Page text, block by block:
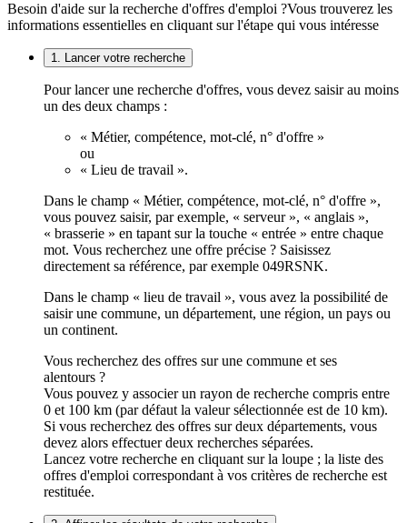
Besoin d'aide sur la recherche d'offres d'emploi ?Vous trouverez les
informations essentielles en cliquant sur l'étape qui vous intéresse
1. Lancer votre recherche
Pour lancer une recherche d'offres, vous devez saisir au moins
un des deux champs :
« Métier, compétence, mot-clé, n° d'offre »
ou
« Lieu de travail ».
Dans le champ « Métier, compétence, mot-clé, n° d'offre »,
vous pouvez saisir, par exemple, « serveur », « anglais »,
« brasserie » en tapant sur la touche « entrée » entre chaque
mot. Vous recherchez une offre précise ? Saisissez
directement sa référence, par exemple 049RSNK.
Dans le champ « lieu de travail », vous avez la possibilité de
saisir une commune, un département, une région, un pays ou
un continent.
Vous recherchez des offres sur une commune et ses
alentours ?
Vous pouvez y associer un rayon de recherche compris entre
0 et 100 km (par défaut la valeur sélectionnée est de 10 km).
Si vous recherchez des offres sur deux départements, vous
devez alors effectuer deux recherches séparées.
Lancez votre recherche en cliquant sur la loupe ; la liste des
offres d'emploi correspondant à vos critères de recherche est
restituée.